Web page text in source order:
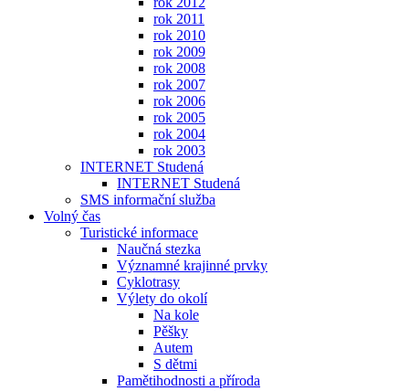
rok 2011
rok 2010
rok 2009
rok 2008
rok 2007
rok 2006
rok 2005
rok 2004
rok 2003
INTERNET Studená
INTERNET Studená
SMS informační služba
Volný čas
Turistické informace
Naučná stezka
Významné krajinné prvky
Cyklotrasy
Výlety do okolí
Na kole
Pěšky
Autem
S dětmi
Pamětihodnosti a příroda